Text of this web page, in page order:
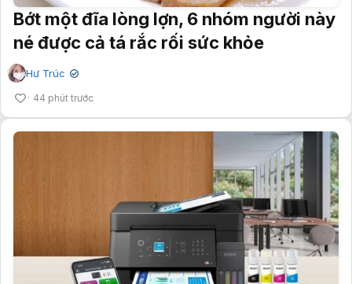
Bớt một đĩa lòng lợn, 6 nhóm người này
né được cả tá rắc rối sức khỏe
Hư Trúc ✔
44 phút trước